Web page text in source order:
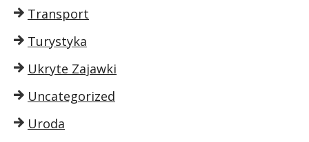
Transport
Turystyka
Ukryte Zajawki
Uncategorized
Uroda